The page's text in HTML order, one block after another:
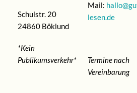
Schulstr. 20
24860 Böklund
*Kein
Publikumsverkehr*
Mail:
lesen.de
Termine nach
Vereinbarung